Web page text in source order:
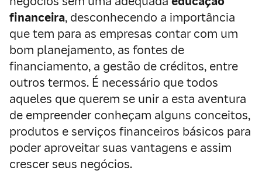
financeira, desconhecendo a importância
que tem para as empresas contar com um
bom planejamento, as fontes de
financiamento, a gestão de créditos, entre
outros termos. É necessário que todos
aqueles que querem se unir a esta aventura
de empreender conheçam alguns conceitos,
produtos e serviços financeiros básicos para
poder aproveitar suas vantagens e assim
crescer seus negócios.